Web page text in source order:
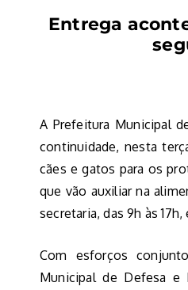
Entrega
A Prefeitura Municipal
continuidade, nesta
cães e gatos para os
que vão auxiliar na
secretaria, das 9h às
Com esforços
Municipal de Defesa e